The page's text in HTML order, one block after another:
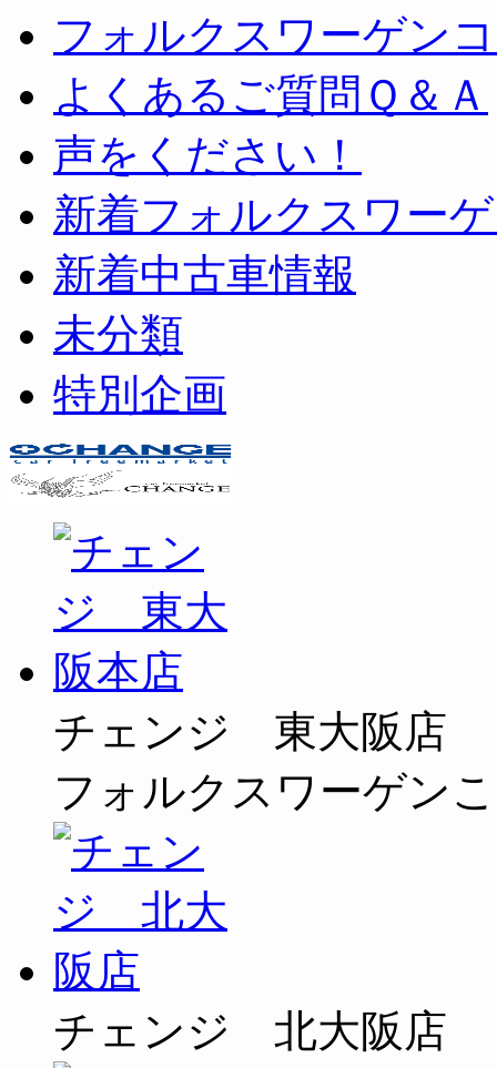
フォルクスワーゲン
よくあるご質問Ｑ＆Ａ
声をください！
新着フォルクスワー
新着中古車情報
未分類
特別企画
チェンジ 東大阪店
フォルクスワーゲン
チェンジ 北大阪店